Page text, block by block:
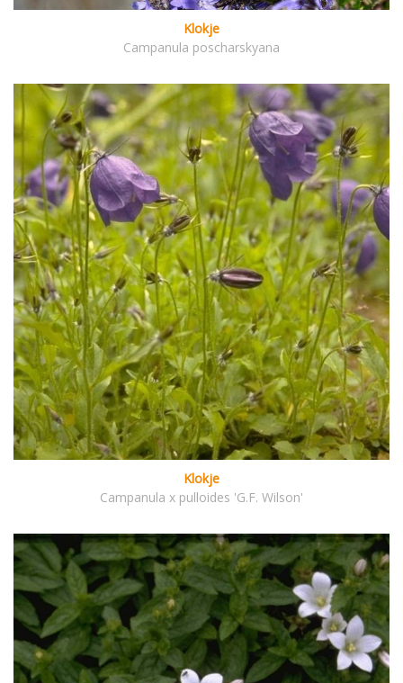
Klokje
Campanula poscharskyana
Klokje
Campanula x pulloides 'G.F. Wilson'